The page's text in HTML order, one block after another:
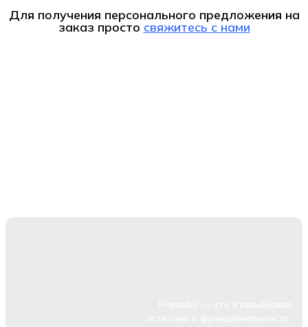
Для получения персонального предложения на
заказ просто свяжитесь с нами